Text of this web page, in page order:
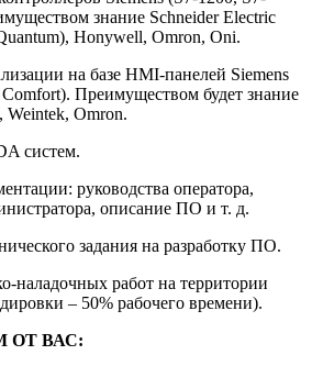
знание Schneider Electric
Honywell, Omron, Oni.
на базе HMI-панелей Siemens
Преимуществом будет знание
Weintek, Omron.
систем.
руководства оператора,
описание ПО и т. д.
задания на разработку ПО.
наладочных работ на территории
– 50% рабочего времени).
ВАС: